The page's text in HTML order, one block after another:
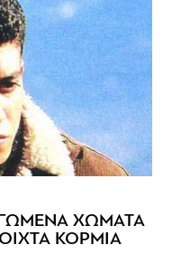
ΧΩΜΑΤΑ
ΚΟΡΜΙΑ